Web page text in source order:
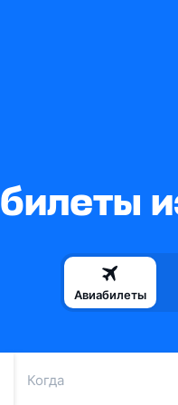
Авиабилеты
Когда